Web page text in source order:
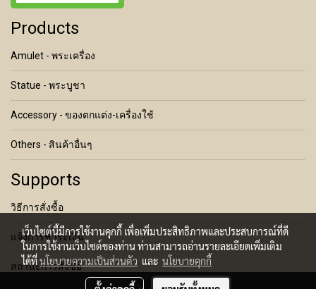
Products
Amulet - พระเครื่อง
Statue - พระบูชา
Accessory - ของตกแต่ง-เครื่องใช้
Others - สินค้าอื่นๆ
Supports
วิธีการสั่งซื้อ
แจ้งการชำระเงิน
สถานะการสั่งซื้อ
เว็บไซต์นี้มีการใช้งานคุกกี้ เพื่อเพิ่มประสิทธิภาพและประสบการณ์ที่ดี
ในการใช้งานเว็บไซต์ของท่าน ท่านสามารถอ่านรายละเอียดเพิ่มเติม
ได้ที่นโยบายความเป็นส่วนตัว และ นโยบายคุกกี้